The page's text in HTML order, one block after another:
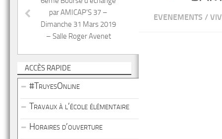
EVENEMENTS /
par AMICAP’S 37 –
Dimanche 31 Mars 2019
– Salle Roger Avenet
ACCÈS RAPIDE
#TruyesOnline
Travaux à l’école élémentaire
Horaires d’ouverture